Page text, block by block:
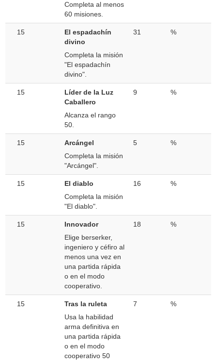
Completa al menos
60 misiones.
15
El espadachín
divino
Completa la misión
"El espadachín
divino".
31 %
15
Líder de la Luz
Caballero
Alcanza el rango
50.
9 %
15
Arcángel
Completa la misión
"Arcángel".
5 %
15
El diablo
Completa la misión
"El diablo".
16 %
15
Innovador
Elige berserker,
ingeniero y céfiro al
menos una vez en
una partida rápida
o en el modo
cooperativo.
18 %
15
Tras la ruleta
Usa la habilidad
arma definitiva en
una partida rápida
o en el modo
cooperativo 50
7 %